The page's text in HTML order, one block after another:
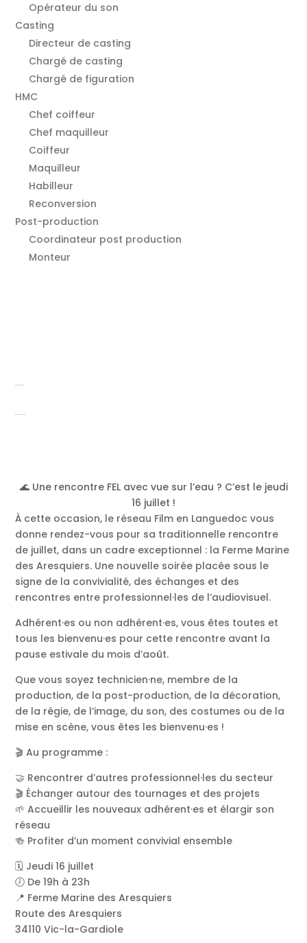
Opérateur du son
Casting
Directeur de casting
Chargé de casting
Chargé de figuration
HMC
Chef coiffeur
Chef maquilleur
Coiffeur
Maquilleur
Habilleur
Reconversion
Post-production
Coordinateur post production
Monteur
🌊 Une rencontre FEL avec vue sur l’eau ? C’est le jeudi
16 juillet !
À cette occasion, le réseau Film en Languedoc vous
donne rendez-vous pour sa traditionnelle rencontre
de juillet, dans un cadre exceptionnel : la Ferme Marine
des Aresquiers. Une nouvelle soirée placée sous le
signe de la convivialité, des échanges et des
rencontres entre professionnel·les de l’audiovisuel.
Adhérent·es ou non adhérent·es, vous êtes toutes et
tous les bienvenu·es pour cette rencontre avant la
pause estivale du mois d’août.
Que vous soyez technicien·ne, membre de la
production, de la post-production, de la décoration,
de la régie, de l’image, du son, des costumes ou de la
mise en scène, vous êtes les bienvenu·es !
🎬 Au programme :
🤝 Rencontrer d’autres professionnel·les du secteur
🎬 Échanger autour des tournages et des projets
🌱 Accueillir les nouveaux adhérent·es et élargir son
réseau
🍻 Profiter d’un moment convivial ensemble
🗓️ Jeudi 16 juillet
🕖 De 19h à 23h
📍 Ferme Marine des Aresquiers
Route des Aresquiers
34110 Vic-la-Gardiole